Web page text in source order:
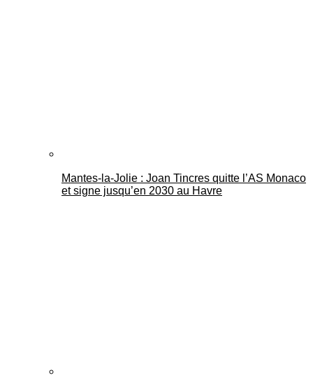
Mantes-la-Jolie : Joan Tincres quitte l’AS Monaco
et signe jusqu’en 2030 au Havre